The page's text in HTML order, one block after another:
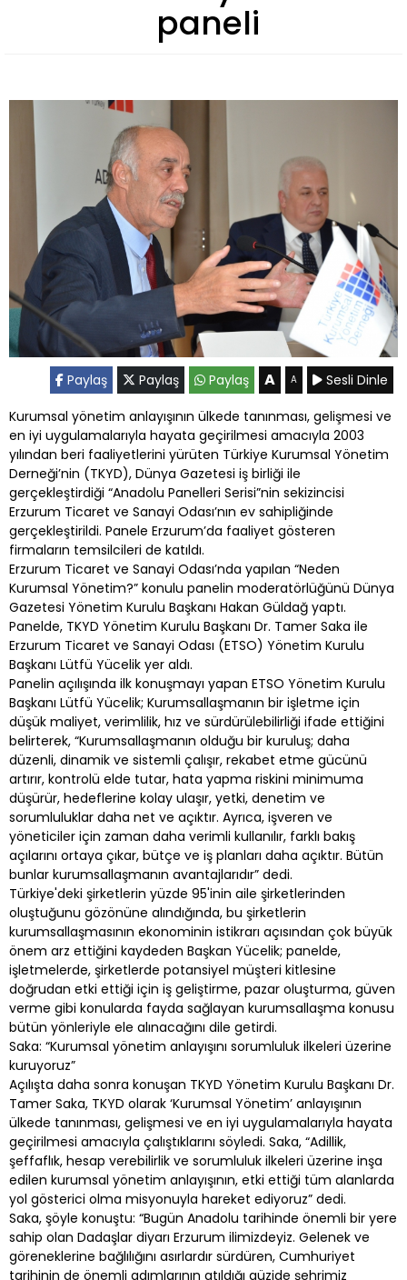
paneli
Paylaş Paylaş Paylaş A A
Sesli Dinle
Kurumsal yönetim anlayışının ülkede tanınması, gelişmesi ve
en iyi uygulamalarıyla hayata geçirilmesi amacıyla 2003
yılından beri faaliyetlerini yürüten Türkiye Kurumsal Yönetim
Derneği’nin (TKYD), Dünya Gazetesi iş birliği ile
gerçekleştirdiği “Anadolu Panelleri Serisi”nin sekizincisi
Erzurum Ticaret ve Sanayi Odası’nın ev sahipliğinde
gerçekleştirildi. Panele Erzurum’da faaliyet gösteren
firmaların temsilcileri de katıldı.
Erzurum Ticaret ve Sanayi Odası’nda yapılan “Neden
Kurumsal Yönetim?” konulu panelin moderatörlüğünü Dünya
Gazetesi Yönetim Kurulu Başkanı Hakan Güldağ yaptı.
Panelde, TKYD Yönetim Kurulu Başkanı Dr. Tamer Saka ile
Erzurum Ticaret ve Sanayi Odası (ETSO) Yönetim Kurulu
Başkanı Lütfü Yücelik yer aldı.
Panelin açılışında ilk konuşmayı yapan ETSO Yönetim Kurulu
Başkanı Lütfü Yücelik; Kurumsallaşmanın bir işletme için
düşük maliyet, verimlilik, hız ve sürdürülebilirliği ifade ettiğini
belirterek, “Kurumsallaşmanın olduğu bir kuruluş; daha
düzenli, dinamik ve sistemli çalışır, rekabet etme gücünü
artırır, kontrolü elde tutar, hata yapma riskini minimuma
düşürür, hedeflerine kolay ulaşır, yetki, denetim ve
sorumluluklar daha net ve açıktır. Ayrıca, işveren ve
yöneticiler için zaman daha verimli kullanılır, farklı bakış
açılarını ortaya çıkar, bütçe ve iş planları daha açıktır. Bütün
bunlar kurumsallaşmanın avantajlarıdır” dedi.
Türkiye'deki şirketlerin yüzde 95'inin aile şirketlerinden
oluştuğunu gözönüne alındığında, bu şirketlerin
kurumsallaşmasının ekonominin istikrarı açısından çok büyük
önem arz ettiğini kaydeden Başkan Yücelik; panelde,
işletmelerde, şirketlerde potansiyel müşteri kitlesine
doğrudan etki ettiği için iş geliştirme, pazar oluşturma, güven
verme gibi konularda fayda sağlayan kurumsallaşma konusu
bütün yönleriyle ele alınacağını dile getirdi.
Saka: “Kurumsal yönetim anlayışını sorumluluk ilkeleri üzerine
kuruyoruz”
Açılışta daha sonra konuşan TKYD Yönetim Kurulu Başkanı Dr.
Tamer Saka, TKYD olarak ‘Kurumsal Yönetim’ anlayışının
ülkede tanınması, gelişmesi ve en iyi uygulamalarıyla hayata
geçirilmesi amacıyla çalıştıklarını söyledi. Saka, “Adillik,
şeffaflık, hesap verebilirlik ve sorumluluk ilkeleri üzerine inşa
edilen kurumsal yönetim anlayışının, etki ettiği tüm alanlarda
yol gösterici olma misyonuyla hareket ediyoruz” dedi.
Saka, şöyle konuştu: “Bugün Anadolu tarihinde önemli bir yere
sahip olan Dadaşlar diyarı Erzurum ilimizdeyiz. Gelenek ve
göreneklerine bağlılığını asırlardır sürdüren, Cumhuriyet
tarihinin de önemli adımlarının atıldığı güzide şehrimiz